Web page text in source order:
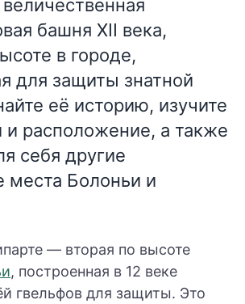
башня XII века,
в городе,
для защиты знатной
её историю, изучите
и расположение, а также
себя другие
места Болоньи и
— вторая по высоте
, построенная в 12 веке
гвельфов для защиты. Это